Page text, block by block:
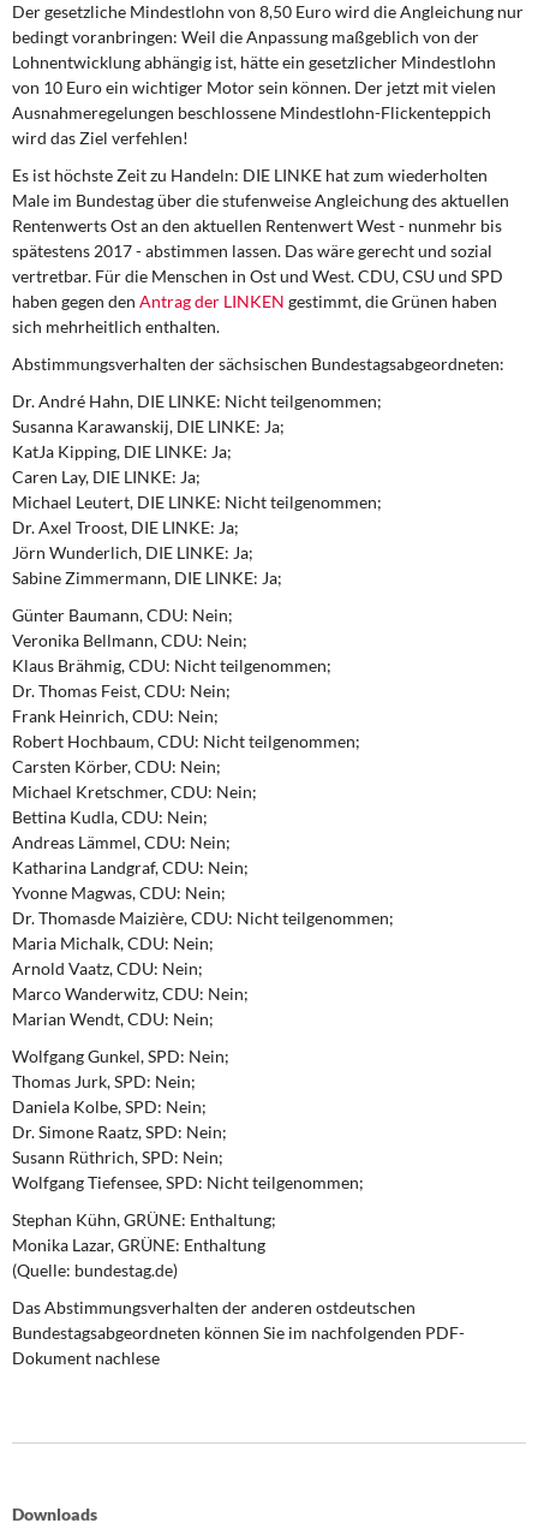
Institut Solidarische Moderne
Rosa-Luxemburg-Stiftung
Über mich
Kontakt
Der gesetzliche Mindestlohn von 8,50 Euro wird die Angleichung nur
bedingt voranbringen: Weil die Anpassung maßgeblich von der
Lohnentwicklung abhängig ist, hätte ein gesetzlicher Mindestlohn
von 10 Euro ein wichtiger Motor sein können. Der jetzt mit vielen
Ausnahmeregelungen beschlossene Mindestlohn-Flickenteppich
wird das Ziel verfehlen!
Es ist höchste Zeit zu Handeln: DIE LINKE hat zum wiederholten
Male im Bundestag über die stufenweise Angleichung des aktuellen
Rentenwerts Ost an den aktuellen Rentenwert West - nunmehr bis
spätestens 2017 - abstimmen lassen. Das wäre gerecht und sozial
vertretbar. Für die Menschen in Ost und West. CDU, CSU und SPD
haben gegen den Antrag der LINKEN gestimmt, die Grünen haben
sich mehrheitlich enthalten.
Abstimmungsverhalten der sächsischen Bundestagsabgeordneten:
Dr. André Hahn, DIE LINKE: Nicht teilgenommen;
Susanna Karawanskij, DIE LINKE: Ja;
KatJa Kipping, DIE LINKE: Ja;
Caren Lay, DIE LINKE: Ja;
Michael Leutert, DIE LINKE: Nicht teilgenommen;
Dr. Axel Troost, DIE LINKE: Ja;
Jörn Wunderlich, DIE LINKE: Ja;
Sabine Zimmermann, DIE LINKE: Ja;
Günter Baumann, CDU: Nein;
Veronika Bellmann, CDU: Nein;
Klaus Brähmig, CDU: Nicht teilgenommen;
Dr. Thomas Feist, CDU: Nein;
Frank Heinrich, CDU: Nein;
Robert Hochbaum, CDU: Nicht teilgenommen;
Carsten Körber, CDU: Nein;
Michael Kretschmer, CDU: Nein;
Bettina Kudla, CDU: Nein;
Andreas Lämmel, CDU: Nein;
Katharina Landgraf, CDU: Nein;
Yvonne Magwas, CDU: Nein;
Dr. Thomasde Maizière, CDU: Nicht teilgenommen;
Maria Michalk, CDU: Nein;
Arnold Vaatz, CDU: Nein;
Marco Wanderwitz, CDU: Nein;
Marian Wendt, CDU: Nein;
Wolfgang Gunkel, SPD: Nein;
Thomas Jurk, SPD: Nein;
Daniela Kolbe, SPD: Nein;
Dr. Simone Raatz, SPD: Nein;
Susann Rüthrich, SPD: Nein;
Wolfgang Tiefensee, SPD: Nicht teilgenommen;
Stephan Kühn, GRÜNE: Enthaltung;
Monika Lazar, GRÜNE: Enthaltung
(Quelle: bundestag.de)
Das Abstimmungsverhalten der anderen ostdeutschen
Bundestagsabgeordneten können Sie im nachfolgenden PDF-
Dokument nachlese
Downloads